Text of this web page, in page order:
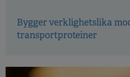
Bygger verklighetslika
transportproteiner